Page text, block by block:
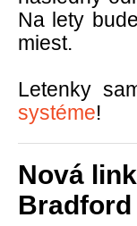
Na lety
miest.
Letenky
systéme!
Nová
Bradford